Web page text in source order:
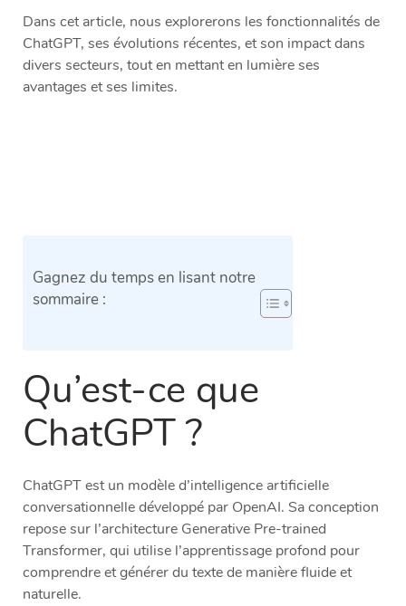
Dans cet article, nous explorerons les fonctionnalités de
ChatGPT, ses évolutions récentes, et son impact dans
divers secteurs, tout en mettant en lumière ses
avantages et ses limites.
Gagnez du temps en lisant notre
sommaire :
Qu’est-ce que
ChatGPT ?
ChatGPT est un modèle d’intelligence artificielle
conversationnelle développé par OpenAI. Sa conception
repose sur l’architecture Generative Pre-trained
Transformer, qui utilise l’apprentissage profond pour
comprendre et générer du texte de manière fluide et
naturelle.